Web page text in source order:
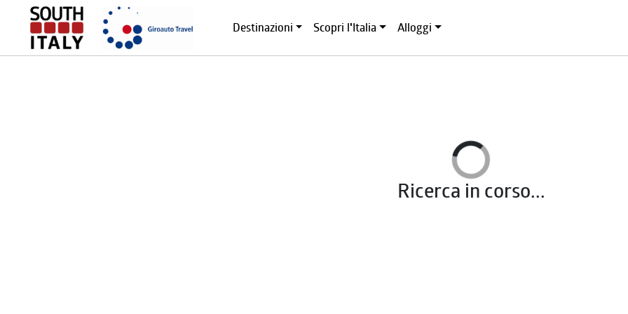
Destinazioni Scopri l'Italia Alloggi
Ricerca in corso...